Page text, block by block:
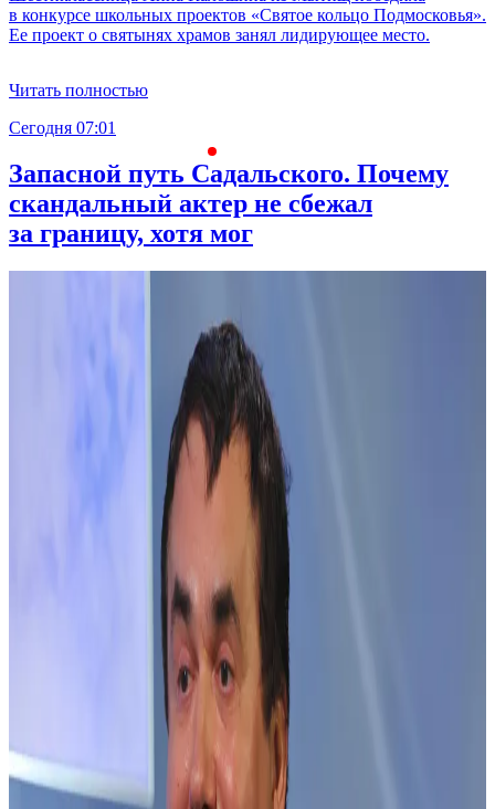
в конкурсе школьных проектов «Святое кольцо Подмосковья».
Ее проект о святынях храмов занял лидирующее место.
Читать полностью
Сегодня 07:01
Запасной путь Садальского. Почему
скандальный актер не сбежал
за границу, хотя мог